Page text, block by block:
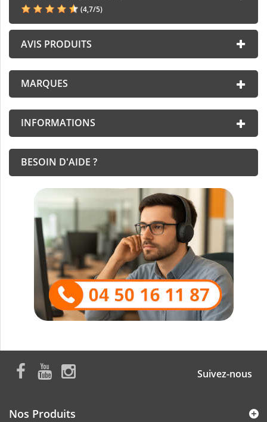
(4,7/5)
AVIS PRODUITS
MARQUES
INFORMATIONS
BESOIN D'AIDE ?
Suivez-nous
Nos Produits